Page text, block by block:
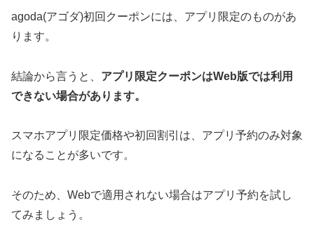
agoda(アゴダ)初回クーポンには、アプリ限定のものがあ
ります。
結論から言うと、 アプリ限定クーポンはWeb版では利用
できない場合があります。
スマホアプリ限定価格や初回割引は、アプリ予約のみ対象
になることが多いです。
そのため、Webで適用されない場合はアプリ予約を試し
てみましょう。